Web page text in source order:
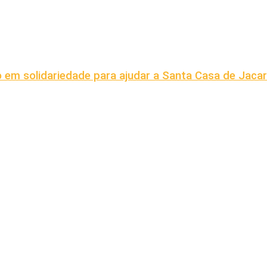
solidariedade para ajudar a Santa Casa de